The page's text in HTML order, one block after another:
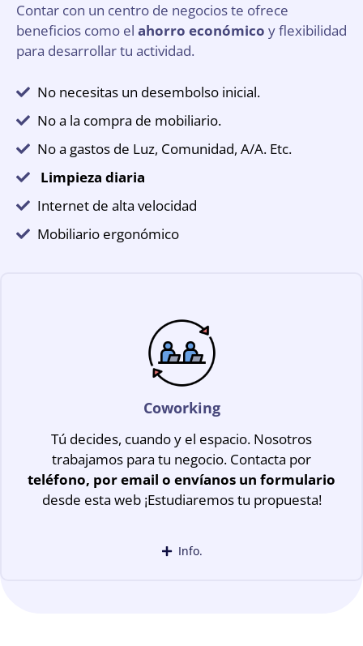
Contar con un centro de negocios te ofrece
beneficios como el ahorro económico y flexibilidad
para desarrollar tu actividad.
No necesitas un desembolso inicial.
No a la compra de mobiliario.
No a gastos de Luz, Comunidad, A/A. Etc.
Limpieza diaria
Internet de alta velocidad
Mobiliario ergonómico
Coworking
Tú decides, cuando y el espacio. Nosotros
trabajamos para tu negocio. Contacta por
teléfono, por email o envíanos un formulario
desde esta web ¡Estudiaremos tu propuesta!
Info.